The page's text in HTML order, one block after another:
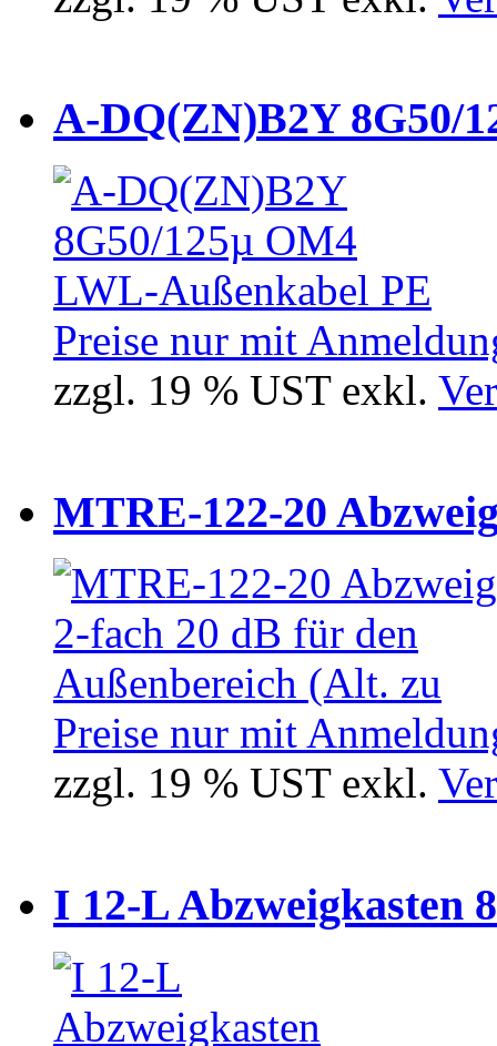
A-DQ(ZN)B2Y 8G50/
Preise nur mit
zzgl. 19 % UST exkl.
MTRE-122-20
Preise nur mit
zzgl. 19 % UST exkl.
I 12-L Abzweigkasten